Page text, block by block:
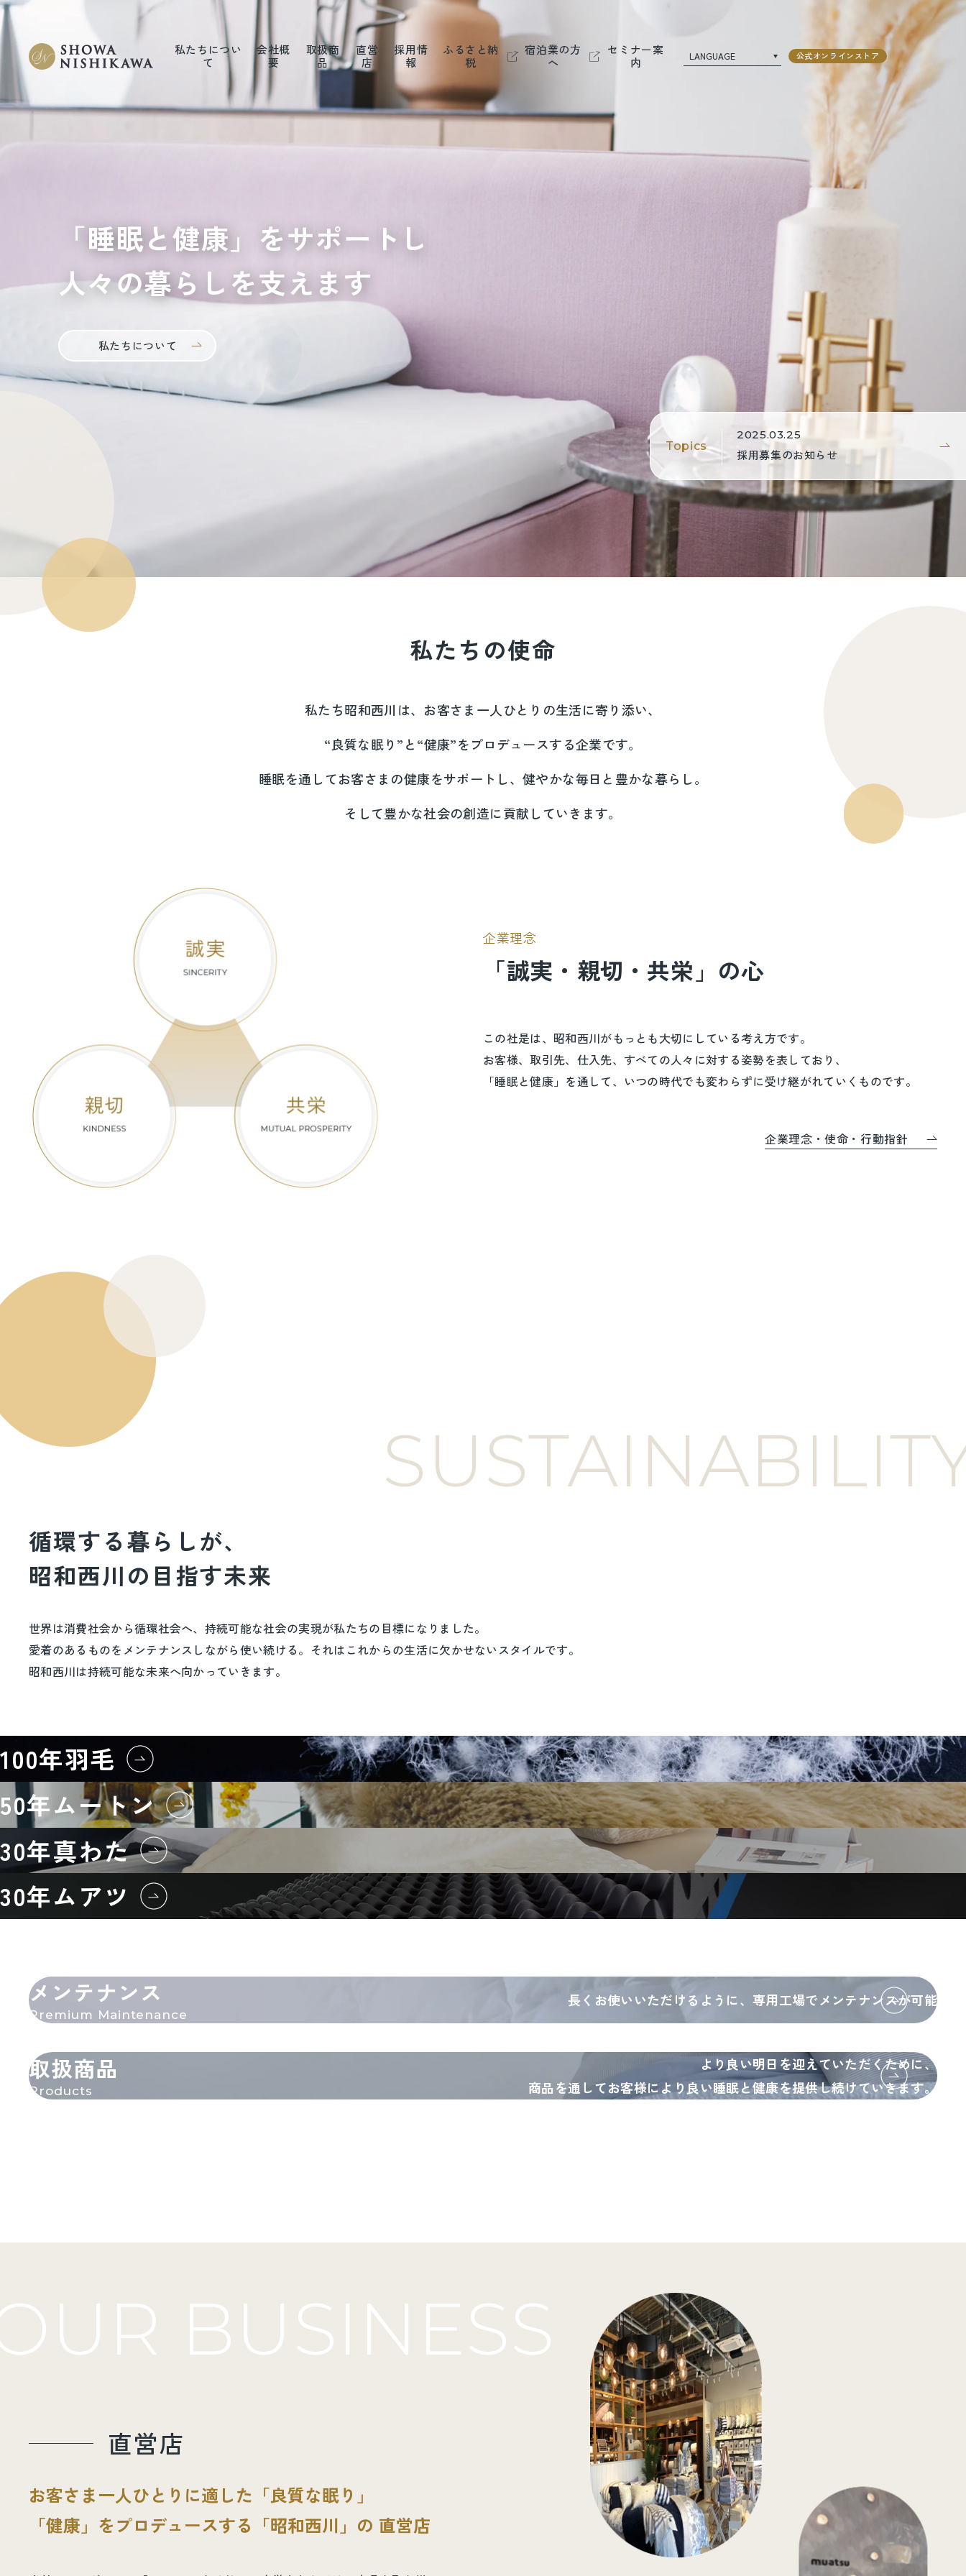
私たちについ
て
会社概
要
取扱商
品
直営
店
採用情
報
ふるさと納
税
宿泊業の方
へ
セミナー案
内
LANGUAGE 公式オンラインストア
「睡眠と健康」をサポートし
人々の暮らしを支えます
私たちについて
Topics
2025.03.25
採用募集のお知らせ
私たちの使命
私たち昭和西川は、お客さま一人ひとりの生活に寄り添い、
“良質な眠り”と“健康”をプロデュースする企業です。
睡眠を通してお客さまの健康をサポートし、健やかな毎日と豊かな暮らし。
そして豊かな社会の創造に貢献していきます。
企業理念
「誠実・親切・共栄」の心
この社是は、昭和西川がもっとも大切にしている考え方です。
お客様、取引先、仕入先、すべての人々に対する姿勢を表しており、
「睡眠と健康」を通して、いつの時代でも変わらずに受け継がれていくものです。
企業理念・使命・行動指針
循環する暮らしが、
昭和西川の目指す未来
世界は消費社会から循環社会へ、持続可能な社会の実現が私たちの目標になりました。
愛着のあるものをメンテナンスしながら使い続ける。それはこれからの生活に欠かせないスタイルです。
昭和西川は持続可能な未来へ向かっていきます。
100年羽毛
50年ムートン
30年真わた
30年ムアツ
メンテナンス
Premium Maintenance
長くお使いいただけるように、 専用工場でメンテナンスが可能
取扱商品
Products
より良い明日を迎えていただくために、
商品を通してお客様により良い睡眠と健康を提供し続けていきます。
BUSINESS
直営店
お客さま一人ひとりに適した「良質な眠り」
「健康」をプロデュースする「昭和西川」の 直営店